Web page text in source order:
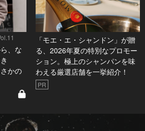
、な
かの
「モエ・エ・シャンドン」が贈
る、2026年夏の特別なプロモー
ション。極上のシャンパンを味
わえる厳選店舗を一挙紹介！
PR